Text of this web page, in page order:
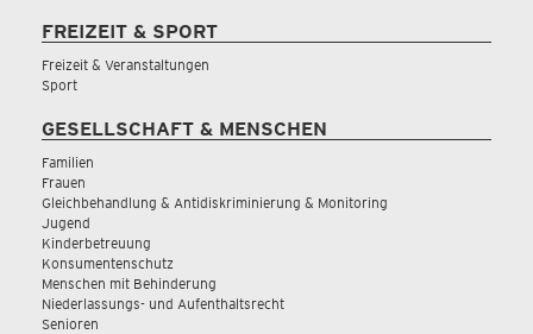
FREIZEIT & SPORT
Freizeit & Veranstaltungen
Sport
GESELLSCHAFT & MENSCHEN
Familien
Frauen
Gleichbehandlung & Antidiskriminierung & Monitoring
Jugend
Kinderbetreuung
Konsumentenschutz
Menschen mit Behinderung
Niederlassungs- und Aufenthaltsrecht
Senioren